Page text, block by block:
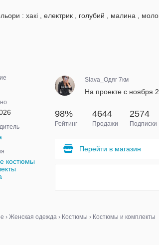
: хакі , електрик , голубий , малина ,
костюмы
Slava_Одяг 7км
На проекте с ноября
98%
Рейтинг
4644
Продажи
2574
Подписки
Перейти в магазин
› Женская одежда › Костюмы › Костюмы и комплекты